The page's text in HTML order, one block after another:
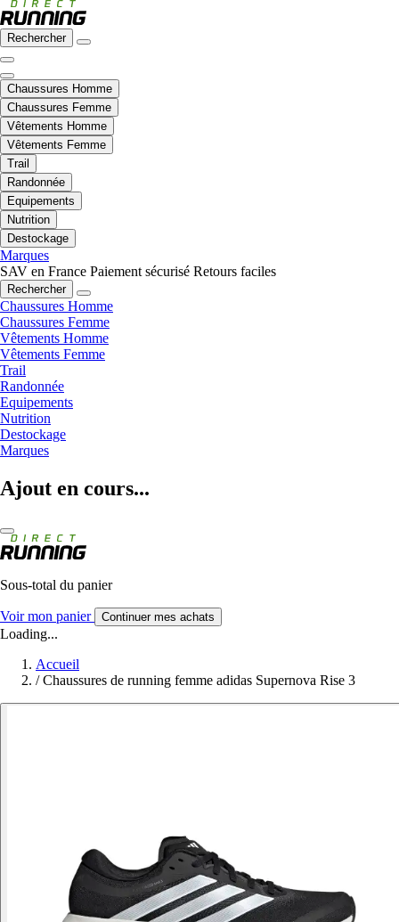
Rechercher
Chaussures Homme
Chaussures Femme
Vêtements Homme
Vêtements Femme
Trail
Randonnée
Equipements
Nutrition
Destockage
Marques
SAV en France Paiement sécurisé Retours faciles
Rechercher
Chaussures Homme
Chaussures Femme
Vêtements Homme
Vêtements Femme
Trail
Randonnée
Equipements
Nutrition
Destockage
Marques
Ajout en cours...
Sous-total du panier
Voir mon panier Continuer mes achats
Loading...
Accueil
/ Chaussures de running femme adidas Supernova Rise 3